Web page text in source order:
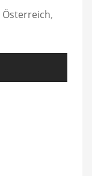
Österreich,